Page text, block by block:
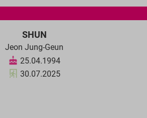
SHUN
Jeon Jung-Geun
25.04.1994
30.07.2025